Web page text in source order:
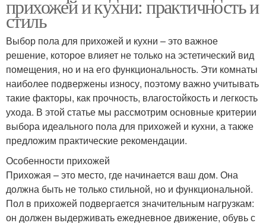
прихожей и кухни: практичность и
стиль
Выбор пола для прихожей и кухни – это важное
решение, которое влияет не только на эстетический вид
помещения, но и на его функциональность. Эти комнаты
наиболее подвержены износу, поэтому важно учитывать
такие факторы, как прочность, влагостойкость и легкость
ухода. В этой статье мы рассмотрим основные критерии
выбора идеального пола для прихожей и кухни, а также
предложим практические рекомендации.
Особенности прихожей
Прихожая – это место, где начинается ваш дом. Она
должна быть не только стильной, но и функциональной.
Пол в прихожей подвергается значительным нагрузкам:
он должен выдерживать ежедневное движение, обувь с